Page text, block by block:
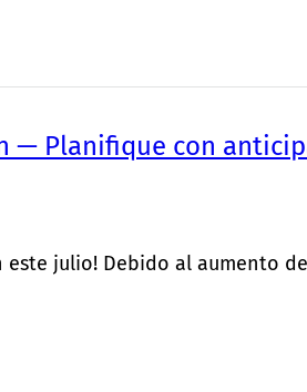
— Planifique con
este julio! Debido al aumento